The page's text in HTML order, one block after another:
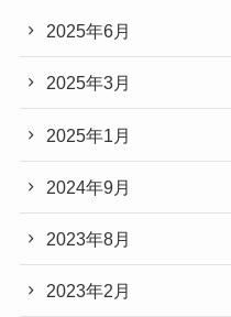
2025年6月
2025年3月
2025年1月
2024年9月
2023年8月
2023年2月